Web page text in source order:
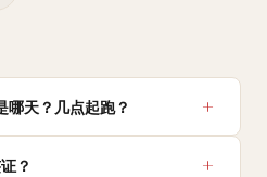
天？几点起跑？
？